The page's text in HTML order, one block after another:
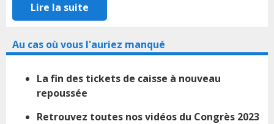
Lire la suite
Au cas où vous l'auriez manqué
La fin des tickets de caisse à nouveau
repoussée
Retrouvez toutes nos vidéos du Congrès 2023